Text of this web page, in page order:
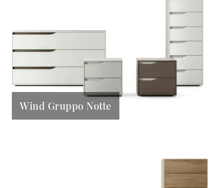
Wind Gruppo Notte